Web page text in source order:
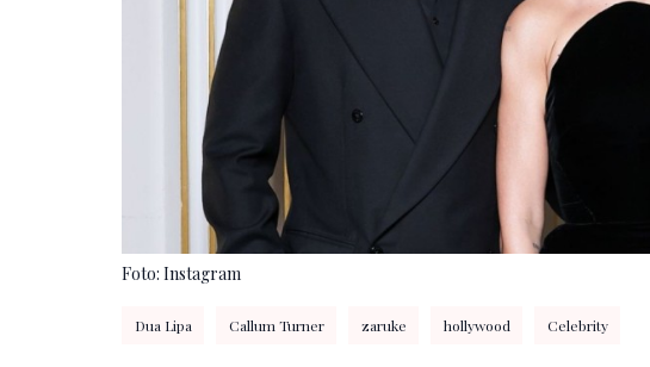
Foto: Instagram
Dua Lipa Callum Turner zaruke hollywood Celebrity